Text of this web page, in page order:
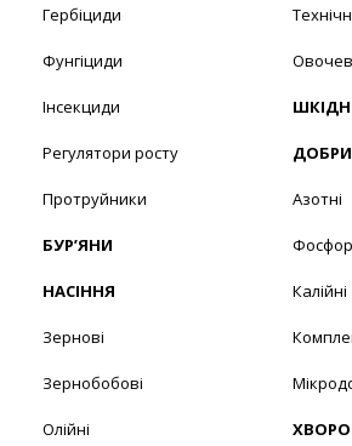
Гербіциди
Фунгіциди
Інсекциди
Регулятори росту
Протруйники
БУР’ЯНИ
НАСІННЯ
Зернові
Зернобобові
Олійні
Азотні
Калійні